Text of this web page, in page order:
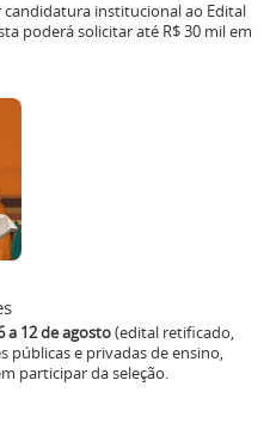
institucional ao Edital
poderá solicitar até R$ 30 mil em
a 12 de agosto(edital retificado,
públicas e privadas de ensino,
participar da seleção.